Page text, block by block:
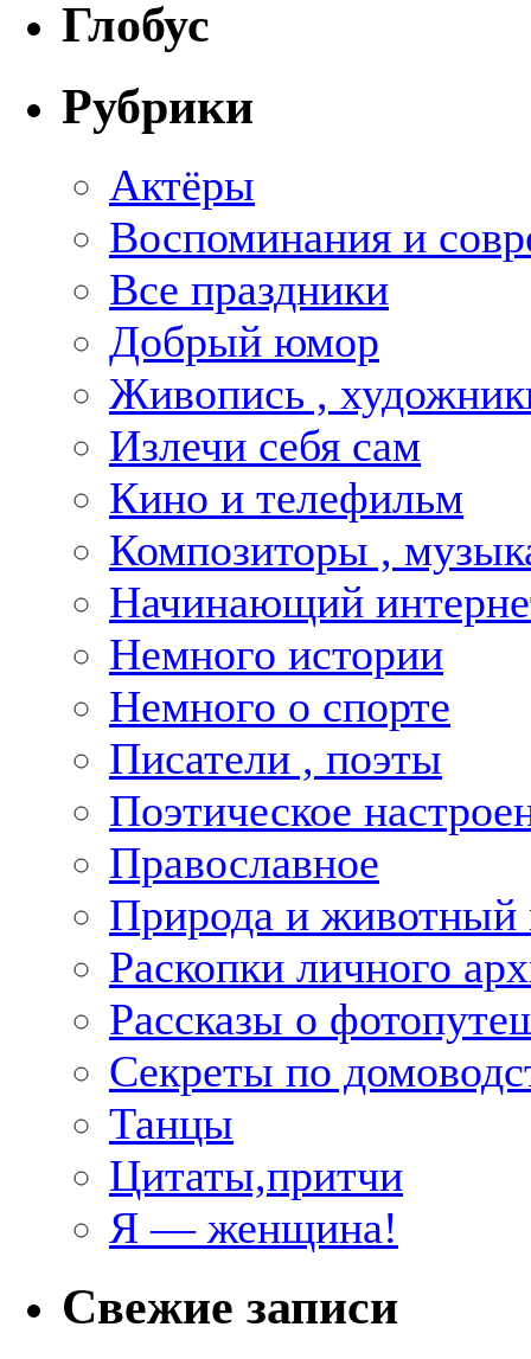
Глобус
Рубрики
Актёры
Воспоминания и
Все праздники
Добрый юмор
Живопись ,
Излечи себя сам
Кино и телефильм
Композиторы ,
Начинающий
Немного истории
Немного о спорте
Писатели , поэты
Поэтическое
Православное
Природа и животный
Раскопки личного
Рассказы о
Секреты по
Танцы
Цитаты,притчи
Я — женщина!
Свежие записи